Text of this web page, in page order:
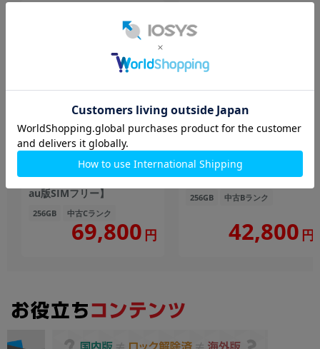
Galaxy Z Fold5 SCG22 アイ
シーブルー
【RAM12GB/ROM256GB
au版SIMフリー】
256GB 中古Cランク
69,800 円
トムブラック【docomo版
SIMフリー】
256GB 中古Bランク
42,800 円